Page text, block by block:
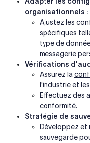
Adapter les
organisationnels :
Ajustez les
spécifiques
type de
messagerie
Vérifications
Assurez la
l'industrieet
Effectuez des
conformité.
Stratégie de
Développez
sauvegarde